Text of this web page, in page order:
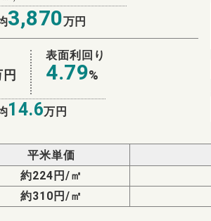
3,870万円
表面利回り
4.79%
14.6万円
平米単価
約224円/㎡
約310円/㎡